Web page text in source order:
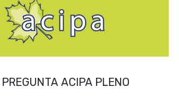
ACIPA PLENO